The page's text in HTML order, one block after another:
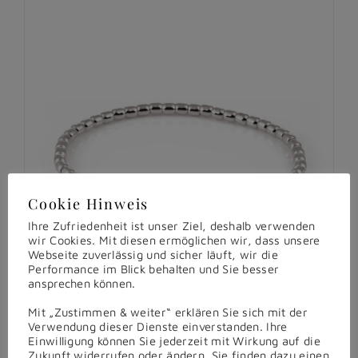
Cookie Hinweis
Ihre Zufriedenheit ist unser Ziel, deshalb verwenden
wir Cookies. Mit diesen ermöglichen wir, dass unsere
Webseite zuverlässig und sicher läuft, wir die
Performance im Blick behalten und Sie besser
ansprechen können.
Mit „Zustimmen & weiter“ erklären Sie sich mit der
Verwendung dieser Dienste einverstanden. Ihre
Einwilligung können Sie jederzeit mit Wirkung auf die
Zukunft widerrufen oder ändern. Sie finden dazu einen